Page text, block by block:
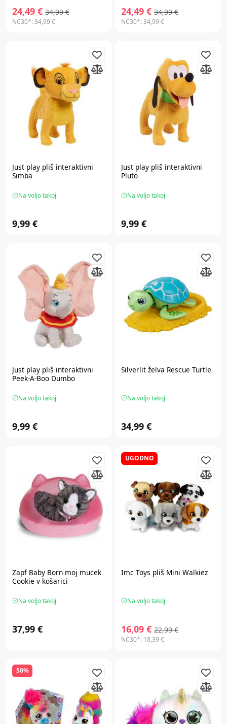
24,49 € 34,99 €
NC30*:34,99 €
24,49 € 34,99 €
NC30*:34,99 €
Just play pliš interaktivni
Simba
Na voljo takoj
9,99 €
Just play pliš interaktivni
Pluto
Na voljo takoj
9,99 €
Just play pliš interaktivni
Peek-A-Boo Dumbo
Na voljo takoj
9,99 €
Silverlit želva Rescue Turtle
Na voljo takoj
34,99 €
Zapf Baby Born moj mucek
Cookie v košarici
Na voljo takoj
37,99 €
UGODNO
Imc Toys pliš Mini Walkiez
Na voljo takoj
16,09 € 22,99 €
NC30*: 18,39 €
50%